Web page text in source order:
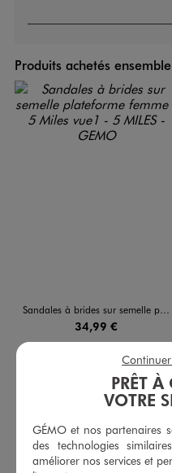
Produits achetés ensemble
Sandales à brides sur semelle plateforme femme - 5 Miles
34,99 €
4.5/5 de moyenne
(19 avis)
AJOUTERAU PANIER
4.6/5
PRÊT À
VOTRE
GÉMO et nos partenaires
des technologies
améliorer nos services et